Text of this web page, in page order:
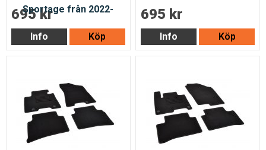
695 kr
Info Köp
695 kr
Info Köp